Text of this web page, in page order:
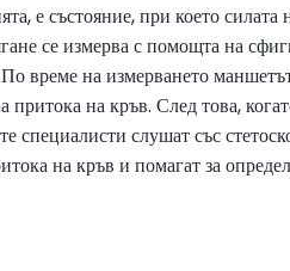
е състояние, при което силата
се измерва с помощта на
време на измерването
притока на кръв. След това,
специалисти слушат със
на кръв и помагат за